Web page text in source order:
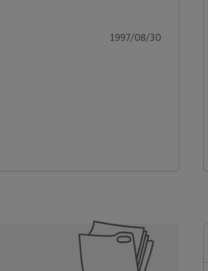
1997/08/30